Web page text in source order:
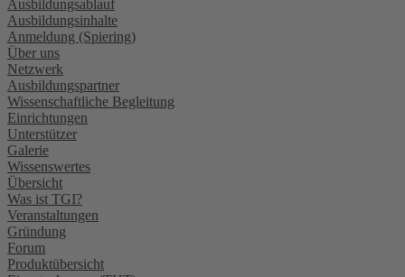
Ausbildungsablauf
Ausbildungsinhalte
Anmeldung (Spiering)
Über uns
Netzwerk
Ausbildungspartner
Wissenschaftliche Begleitung
Einrichtungen
Unterstützer
Galerie
Wissenswertes
Übersicht
Was ist TGI?
Veranstaltungen
Gründung
Forum
Produktübersicht